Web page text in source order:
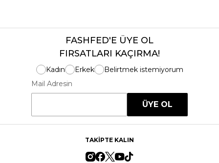
FASHFED'E ÜYE OL
FIRSATLARI KAÇIRMA!
Kadın Erkek
Belirtmek istemiyorum
Mail Adresin
ÜYE OL
TAKİPTE KALIN